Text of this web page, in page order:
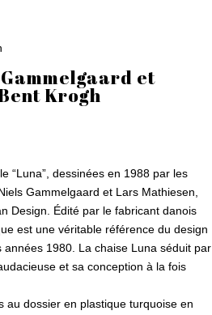
et
Krogh
“Luna”, dessinées en 1988 par les
Gammelgaard et Lars Mathiesen,
Design. Édité par le fabricant danois
est une véritable référence du design
1980. La chaise Luna séduit par
et sa conception à la fois
au dossier en plastique turquoise en